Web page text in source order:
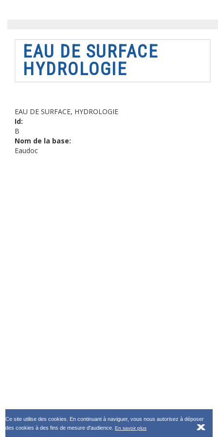
EAU DE SURFACE
HYDROLOGIE
EAU DE SURFACE, HYDROLOGIE
Id:
B
Nom de la base:
Eaudoc
Ce site utilise des cookies. En continuant à naviguer, vous nous autorisez à déposer
des cookies à des fins de mesure d'audience.En savoir plus